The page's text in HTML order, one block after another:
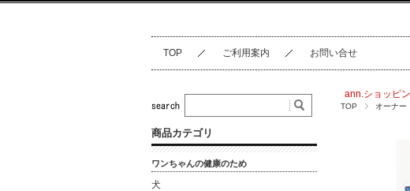
TOP ご利用案内 お問い合せ
ann.ショッピ
TOP オーナー
商品カテゴリ
ワンちゃんの健康のため
犬